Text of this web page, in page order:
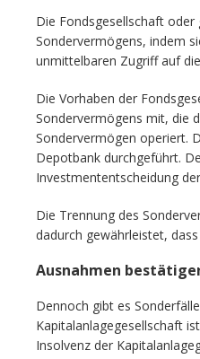
Die Fondsgesellschaft
Sondervermögens, indem
unmittelbaren Zugriff auf
Die Vorhaben der
Sondervermögens mit, die
Sondervermögen operiert.
Depotbank durchgeführt.
Investmententscheidung
Die Trennung des
dadurch gewährleistet,
Ausnahmen
Dennoch gibt es
Kapitalanlagegesellschaft
Insolvenz der